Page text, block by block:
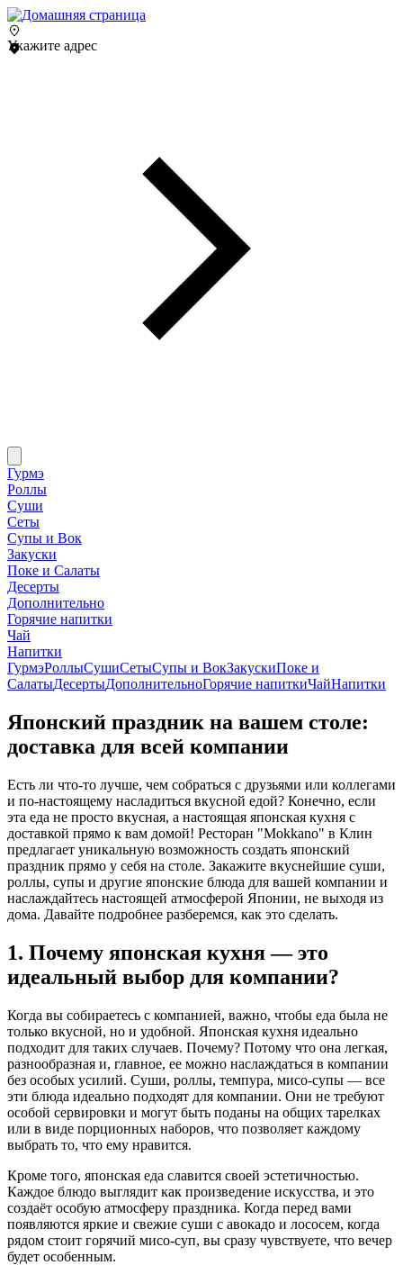
Укажите адрес
Гурмэ
Роллы
Суши
Сеты
Супы и Вок
Закуски
Поке и Салаты
Десерты
Дополнительно
Горячие напитки
Чай
Напитки
ГурмэРоллыСушиСетыСупы и ВокЗакускиПоке и
СалатыДесертыДополнительноГорячие напиткиЧайНапитки
Японский праздник на вашем столе:
доставка для всей компании
Есть ли что-то лучше, чем собраться с друзьями или коллегами
и по-настоящему насладиться вкусной едой? Конечно, если
эта еда не просто вкусная, а настоящая японская кухня с
доставкой прямо к вам домой! Ресторан "Mokkano" в Клин
предлагает уникальную возможность создать японский
праздник прямо у себя на столе. Закажите вкуснейшие суши,
роллы, супы и другие японские блюда для вашей компании и
наслаждайтесь настоящей атмосферой Японии, не выходя из
дома. Давайте подробнее разберемся, как это сделать.
1. Почему японская кухня — это
идеальный выбор для компании?
Когда вы собираетесь с компанией, важно, чтобы еда была не
только вкусной, но и удобной. Японская кухня идеально
подходит для таких случаев. Почему? Потому что она легкая,
разнообразная и, главное, ее можно наслаждаться в компании
без особых усилий. Суши, роллы, темпура, мисо-супы — все
эти блюда идеально подходят для компании. Они не требуют
особой сервировки и могут быть поданы на общих тарелках
или в виде порционных наборов, что позволяет каждому
выбрать то, что ему нравится.
Кроме того, японская еда славится своей эстетичностью.
Каждое блюдо выглядит как произведение искусства, и это
создаёт особую атмосферу праздника. Когда перед вами
появляются яркие и свежие суши с авокадо и лососем, когда
рядом стоит горячий мисо-суп, вы сразу чувствуете, что вечер
будет особенным.